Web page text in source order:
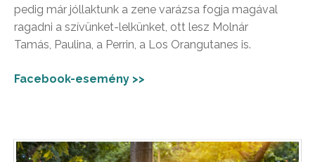
pedig már jóllaktunk a zene varázsa fogja magával
ragadni a szívünket-lelkünket, ott lesz Molnár
Tamás, Paulina, a Perrin, a Los Orangutanes is.
Facebook-esemény >>